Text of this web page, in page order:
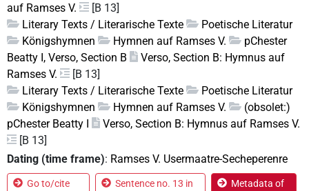
auf Ramses V.
[B 13]
Literary Texts / Literarische Texte
Poetische Literatur
Königshymnen
Hymnen auf Ramses V.
pChester
Beatty I, Verso, Section B
Verso, Section B: Hymnus auf
Ramses V.
[B 13]
Literary Texts / Literarische Texte
Poetische Literatur
Königshymnen
Hymnen auf Ramses V.
(obsolet:)
pChester Beatty I
Verso, Section B: Hymnus auf Ramses V.
[B 13]
Dating (time frame): Ramses V. Usermaatre-Secheperenre
Go to/cite
Sentence no. 13 in
Metadata of